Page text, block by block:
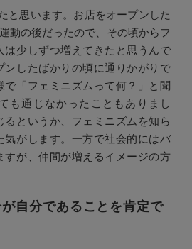
と思います。お店をオープンした
動の後だったので、その頃からフ
は少しずつ増えてきたと思うんで
ンしたばかりの頃に通りかがりで
で「フェミニズムって何？」と聞
も通じなかったこともありまし
るというか、フェミニズムを知ら
気がします。一方で社会的にはバ
すが、仲間が増えるイメージの方
自分であることを肯定で